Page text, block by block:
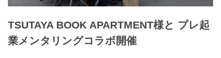
TSUTAYA BOOK APARTMENT様と プレ起
業メンタリングコラボ開催